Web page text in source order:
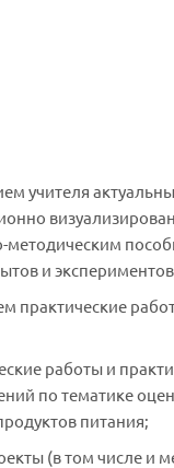
учителя
и
работы и
по тематике
питания;
(в том числе